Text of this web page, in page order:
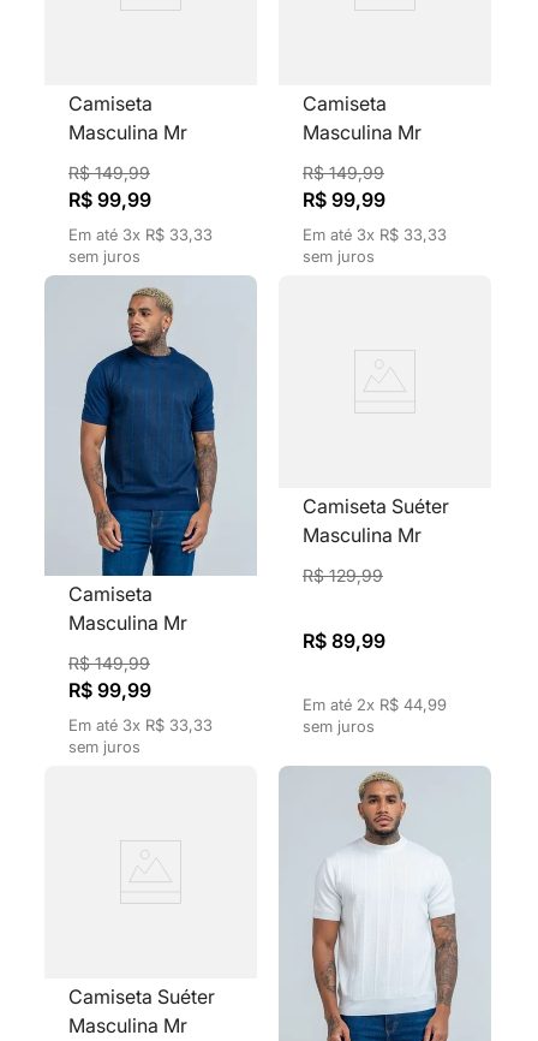
Camiseta
Masculina Mr
Kitsch Tricô
Canelado Com
Redonda Marrom
R$ 149,99
R$ 99,99
Em até 3x R$ 33,33
sem juros
Camiseta
Masculina Mr
Kitsch Tricô
Canelado Com
Redonda Preto
R$ 149,99
R$ 99,99
Em até 3x R$ 33,33
sem juros
Camiseta
Masculina Mr
Kitsch Tricô
Canelado Com
Redonda Marinho
R$ 149,99
R$ 99,99
Em até 3x R$ 33,33
sem juros
Camiseta Suéter
Masculina Mr
Kitsch Tricô
Rendado Vazado
R$ 129,99
R$ 89,99
Em até 2x R$ 44,99
sem juros
Camiseta Suéter
Masculina Mr
jaqueta feminina